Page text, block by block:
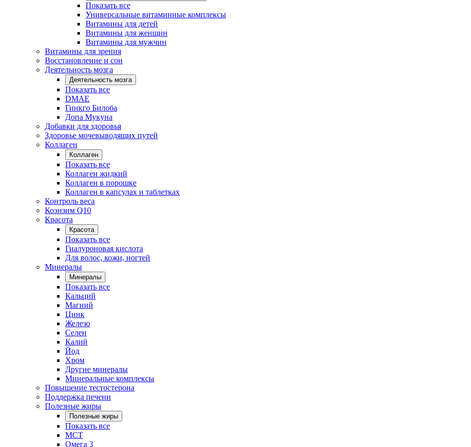
Показать все
Универсальные витаминные комплексы
Витамины для детей
Витамины для женщин
Витамины для мужчин
Витамины для зрения
Восстановление и сон
Деятельность мозга
Деятельность мозга
Показать все
DMAE
Гинкго Билоба
Допа Мукуна
Добавки для здоровья
Здоровье мочевыводящих путей
Коллаген
Коллаген
Показать все
Коллаген жидкий
Коллаген в порошке
Коллаген в капсулах и таблетках
Контроль веса
Коэнзим Q10
Красота
Красота
Показать все
Гиалуроновая кислота
Для волос, кожи, ногтей
Минералы
Минералы
Показать все
Кальций
Магний
Цинк
Железо
Селен
Калий
Йод
Хром
Другие минералы
Минеральные комплексы
Повышение тестостерона
Поддержка печени
Полезные жиры
Полезные жиры
Показать все
MCT
Омега 3